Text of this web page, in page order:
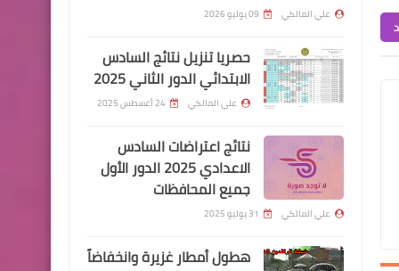
للآخر
اخبار الطقس
تقلبات بدرجة الحرارة واجواء
غائمة جزئيا هو اهم مايميز
الطقس خلال هذا الاسبوع
علي المالكي 09 يوليو 2026
حصريا تنزيل نتائج السادس
الابتدائي الدور الثاني 2025
علي المالكي 24 أغسطس 2025
نتائج اعتراضات السادس
الاعدادي 2025 الدور الأول
جميع المحافظات
علي المالكي 31 يوليو 2025
هطول أمطار غزيرة وانخفاضاً